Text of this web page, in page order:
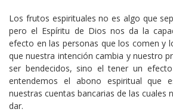
Los frutos espirituales no es algo que
pero el Espíritu de Dios nos da la
efecto en las personas que los comen y
que nuestra intención cambia y nuestro
ser bendecidos, sino el tener un
entendemos el abono espiritual que
nuestras cuentas bancarias de las cuales
dar.